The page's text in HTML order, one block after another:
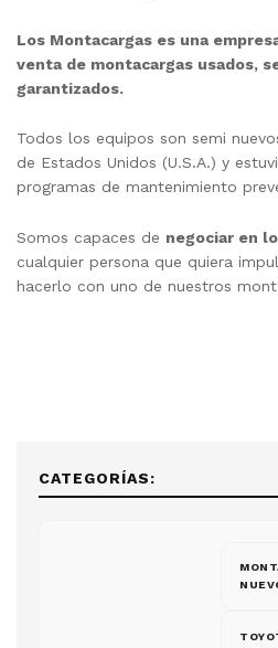
Los Montacargas es una
venta de montacargas usados,
garantizados.
Todos los equipos son semi
de Estados Unidos (U.S.A.) y
programas de mantenimiento
Somos capaces de negociar en
cualquier persona que quiera
hacerlo con uno de nuestros
CATEGORÍAS: